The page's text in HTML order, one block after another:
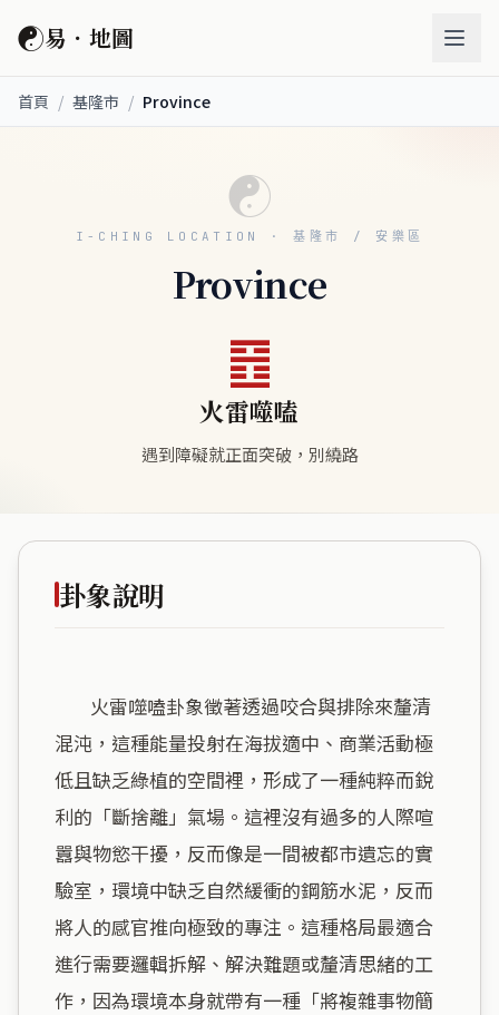
☯易．地圖
首頁 / 基隆市 / Province
☯
I-CHING LOCATION · 基隆市 / 安樂區
Province
䷔
火雷噬嗑
遇到障礙就正面突破，別繞路
卦象說明
混沌，這種能量投射在海拔適中、商業活動極
低且缺乏綠植的空間裡，形成了一種純粹而銳
利的「斷捨離」氣場。這裡沒有過多的人際喧
囂與物慾干擾，反而像是一間被都市遺忘的實
驗室，環境中缺乏自然緩衝的鋼筋水泥，反而
將人的感官推向極致的專注。這種格局最適合
進行需要邏輯拆解、解決難題或釐清思緒的工
作，因為環境本身就帶有一種「將複雜事物簡